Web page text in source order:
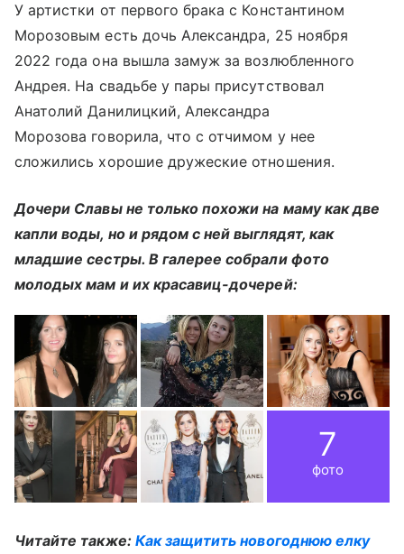
У артистки от первого брака с Константином
Морозовым есть дочь Александра, 25 ноября
2022 года она вышла замуж за возлюбленного
Андрея. На свадьбе у пары присутствовал
Анатолий Данилицкий, Александра
Морозова говорила, что с отчимом у нее
сложились хорошие дружеские отношения.
Дочери Славы не только похожи на маму как две
капли воды, но и рядом с ней выглядят, как
младшие сестры. В галерее собрали фото
молодых мам и их красавиц-дочерей:
7
фото
Читайте также: Как защитить новогоднюю елку